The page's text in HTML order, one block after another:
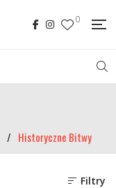
0
/ Historyczne Bitwy
Filtry